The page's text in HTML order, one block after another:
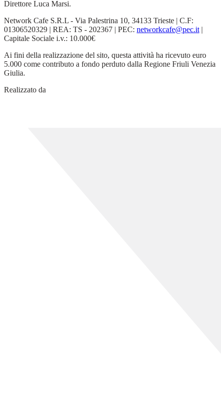
Direttore Luca Marsi.
Network Cafe S.R.L - Via Palestrina 10, 34133 Trieste | C.F:
01306520329 | REA: TS - 202367 | PEC: networkcafe@pec.it |
Capitale Sociale i.v.: 10.000€
Ai fini della realizzazione del sito, questa attività ha ricevuto euro
5.000 come contributo a fondo perduto dalla Regione Friuli Venezia
Giulia.
Realizzato da